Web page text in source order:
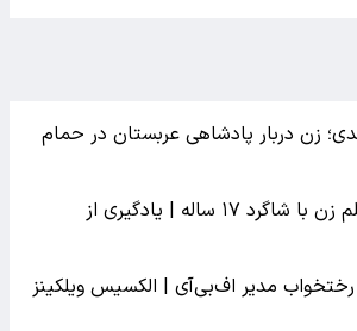
زن دربار پادشاهی عربستان در حمام
رسوایی جنسی معلم زن با شاگرد ۱۷ ساله | یادگیری از
مدیر اف‌بی‌آی | الکسیس ویلکینز